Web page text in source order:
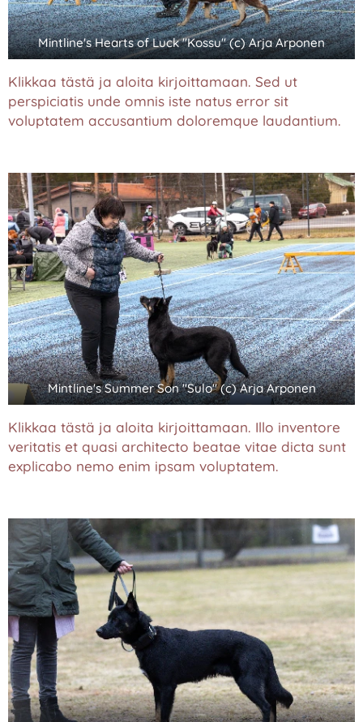
Mintline's Hearts of Luck "Kossu" (c) Arja Arponen
Klikkaa tästä ja aloita kirjoittamaan. Sed ut
perspiciatis unde omnis iste natus error sit
voluptatem accusantium doloremque laudantium.
Mintline's Summer Son "Sulo" (c) Arja Arponen
Klikkaa tästä ja aloita kirjoittamaan. Illo inventore
veritatis et quasi architecto beatae vitae dicta sunt
explicabo nemo enim ipsam voluptatem.